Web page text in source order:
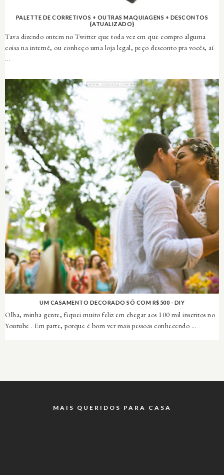
PALETTE DE CORRETIVOS + OUTRAS MAQUIAGENS + DESCONTOS
{ATUALIZADO}
Tava dizendo ontem no Twitter que toda vez em que compro alguma
coisa na internê, ou conheço uma loja legal, peço desconto pra vocês, aí
...
UM CASAMENTO DECORADO SÓ COM R$500 - DIY
Olha, minha gente, fiquei muito feliz em chegar aos 100 mil inscritos no
Youtube . Em parte, porque é bom ver mais pessoas conhecendo ...
MAIS QUERIDOS PARA CASA